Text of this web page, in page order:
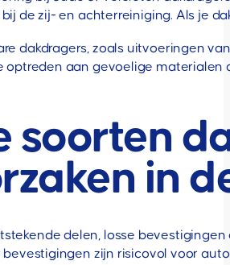
de zij- en achterreiniging. Als je
dakdragers, zoals uitvoeringen
optreden aan gevoelige materialen
soorten
in
delen, losse
zijn risicovol voor